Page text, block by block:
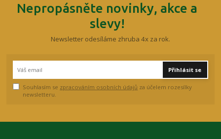
Nepropásněte novinky, akce a
slevy!
Newsletter odesíláme zhruba 4x za rok.
Přihlásit se
Souhlasím se zpracováním osobních údajů za účelem rozesílky
newsletteru.